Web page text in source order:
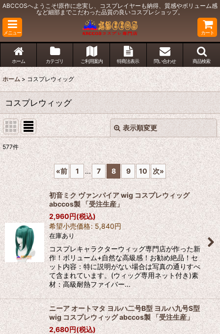
ABCCOSへようこそ!原作に忠実し、コスプレイヤーも納得、質感やボリューム感
など細部までこだわった品質の良いコスプレショップ。
メニュー カート
ホーム カテゴリ ご利用案内 特商法表示 問い合わせ 商品検索
ホーム > コスプレウィッグ
コスプレウィッグ
表示順変更
表示数:
並び順:
絞り込む
閉じる
577件
«前 1 ... 7 8 9 10 次»
初音ミク ヴァンパイア wig コスプレウィッグ
abccos製 「受注生産」
2,960円(税込)
希望小売価格: 5,840円
在庫あり
コスプレキャラクターウィッグ専門店が作った新
作！ボリューム+自然な高級感！お勧め絶品！セ
ット内容：特に説明がない場合は写真の通りすべ
て含まれています。(ウィッグ専用ネット付き)素
材：高級耐熱ファイバー…
ニーア オートマタ ヨルハ二号B型 ヨルハ九号S型
wig コスプレウィッグ abccos製 「受注生産」
2,680円(税込)